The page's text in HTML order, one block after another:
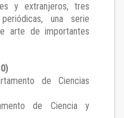
y extranjeros, tres
una serie
arte de importantes
de Ciencias
de Ciencia y